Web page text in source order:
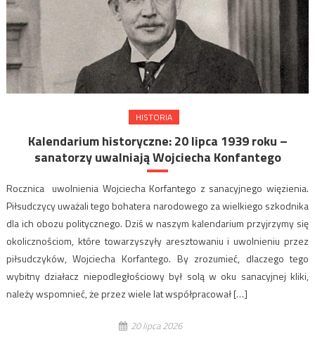
HISTORIA
Kalendarium historyczne: 20 lipca 1939 roku –
sanatorzy uwalniają Wojciecha Konfantego
Rocznica uwolnienia Wojciecha Korfantego z sanacyjnego więzienia.
Piłsudczycy uważali tego bohatera narodowego za wielkiego szkodnika
dla ich obozu politycznego. Dziś w naszym kalendarium przyjrzymy się
okolicznościom, które towarzyszyły aresztowaniu i uwolnieniu przez
piłsudczyków, Wojciecha Korfantego. By zrozumieć, dlaczego tego
wybitny działacz niepodległościowy był solą w oku sanacyjnej kliki,
należy wspomnieć, że przez wiele lat współpracował […]
20 lipca 2026